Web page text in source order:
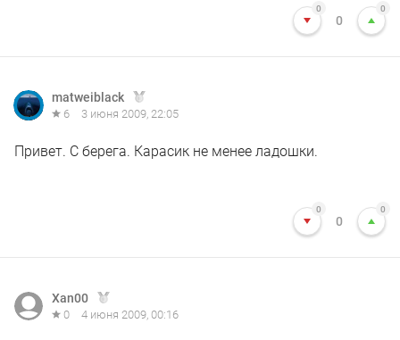
0
0
0
matweiblack
6 3 июня 2009, 22:05
Привет. С берега. Карасик не менее ладошки.
0
0
0
Xan00
0 4 июня 2009, 00:16